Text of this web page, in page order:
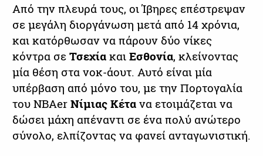
Από την πλευρά τους, οι Ίβηρες επέστρεψαν
σε μεγάλη διοργάνωση μετά από 14 χρόνια,
και κατόρθωσαν να πάρουν δύο νίκες
κόντρα σεΤσεχίακαιΕσθονία, κλείνοντας
μία θέση στα νοκ-άουτ. Αυτό είναι μία
υπέρβαση από μόνο του, με την Πορτογαλία
του NBAerΝίμιας Κέτανα ετοιμάζεται να
δώσει μάχη απέναντι σε ένα πολύ ανώτερο
σύνολο, ελπίζοντας να φανεί ανταγωνιστική.